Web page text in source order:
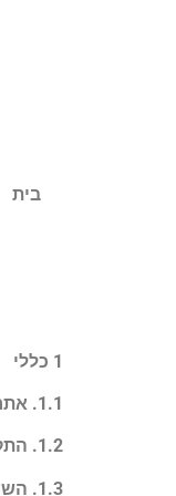
בית
1 כללי
1.1. אתר זה, 'אירינה – ציורי חופש וקורסי ציור מופעל ומנוהל על-ידי אירינה סופיצייב.
1.2. התקנון מנוסח בלשון נקבה/זכר מטעמי נוחות בלבד, אך מתייחס לשני המינים כאחד.
1.3. השימוש באתר, לרבות רכישת מוצרים ושירותים, מהווה הסכמה מלאה ומפורשת לתנאי התקנון.